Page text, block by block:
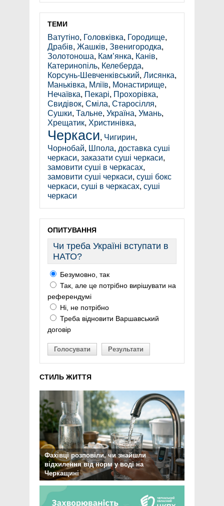
ТЕМИ
Ватутіно, Головківка, Городище,
Драбів, Жашків, Звенигородка,
Золотоноша, Кам’янка, Канів,
Катеринопіль, Келеберда,
Корсунь-Шевченківський, Лисянка,
Маньківка, Мліїв, Монастирище,
Нечаївка, Пекарі, Прохорівка,
Свидівок, Сміла, Старосілля,
Сушки, Тальне, Україна, Умань,
Хрещатик, Христинівка,
Черкаси, Чигирин,
Чорнобай, Шпола, доставка суші
черкаси, заказати суші черкаси,
замовити суші в черкасах,
замовити суші черкаси, суші бокс
черкаси, суші в черкасах, суші
черкаси
ОПИТУВАННЯ
Чи треба Україні вступати в
НАТО?
Безумовно, так
Так, але це потрібно вирішувати на
референдумі
Ні, не потрібно
Треба відновити Варшавський
договір
Голосувати Результати
СТИЛЬ ЖИТТЯ
Фахівці розповіли, чи знайшли
відхилення від норм у воді на
Черкащині